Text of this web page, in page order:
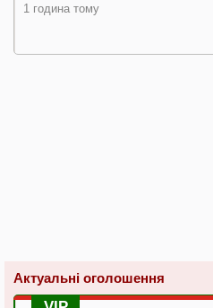
1 година тому
Актуальні оголошення